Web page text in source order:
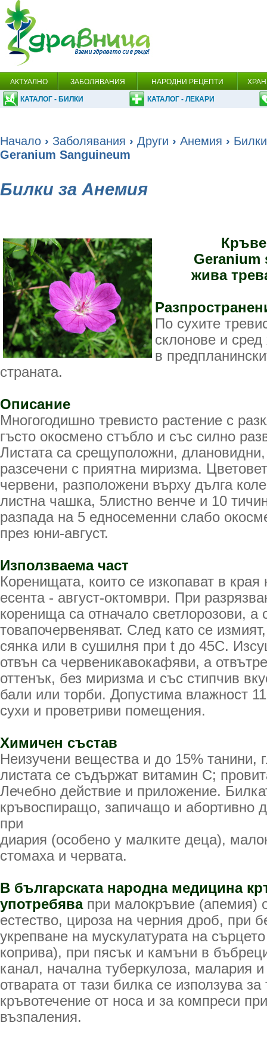
АКТУАЛНО ЗАБОЛЯВАНИЯ НАРОДНИ РЕЦЕПТИ
КАТАЛОГ - БИЛКИ КАТАЛОГ - ЛЕКАРИ
Начало › Заболявания › Други › Анемия › Билки
Geranium Sanguineum
Билки за Анемия
Geranium
жива
По сухите
склонове и сред
в
страната.
Описание
Многогодишно тревисто растение с
гъсто окосмено стъбло и със силно
Листата са срещуположни, длановидни,
разсечени с приятна миризма.
червени, разположени върху дълга
листна чашка, 5­листно венче и 10
разпада на 5 едносеменни слабо
през юни-август.
Използваема част
Коренищата, които се изкопават в края
есента - август-октомври. При
коренища са отначало светлорозови, а
товапочервеняват. След като се
сянка или в сушилня при t до 45С.
отвън са червеникаво­кафяви, а
оттенък, без миризма и със стипчив
бали или торби. Допустима влажност
сухи и проветриви помещения.
Химичен състав
Неизучени вещества и до 15% танини,
листата се съдържат витамин С;
Лечебно действие и приложение.
кръвоспиращо, запичащо и абортивно
при
диария (особено у малките деца),
стомаха и червата.
В българската народна медицина
употребявапри малокръвие (апемия)
естество, цироза на черния дроб, при
укрепване на мускулатурата на
коприва), при пясък и камъни в
канал, начална туберкулоза, малария
отварата от тази билка се използува
кръвотечение от носа и за компреси
възпаления.